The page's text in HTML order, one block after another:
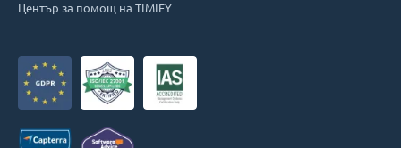
Център за помощ на TIMIFY